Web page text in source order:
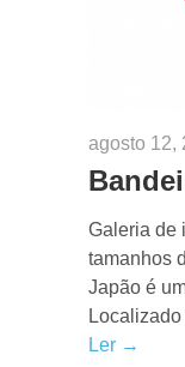
agosto 12,
Galeria de
tamanhos
Japão é
Ler →